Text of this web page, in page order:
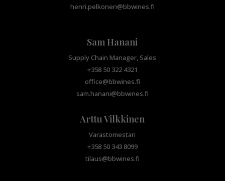
henri.pelkonen@bbwines.fi
Sam Hanani
Supply Chain Manager, Sales
+358 50 322 4321
office@bbwines.fi
sam.hanani@bbwines.fi
Arttu Vilkkinen
Varastomestari
+358 50 343 8099
tilaus@bbwines.fi